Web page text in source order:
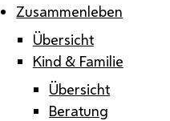
Zusammenleben
Übersicht
Kind & Familie
Übersicht
Beratung